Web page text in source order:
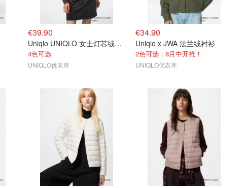
€39.90
Uniqlo UNIQLO 女士灯芯绒短裙
4色可选
UNIQLO优衣库
€34.90
Uniqlo x JWA 法兰绒衬衫
2色可选；8月中开抢！
UNIQLO优衣库